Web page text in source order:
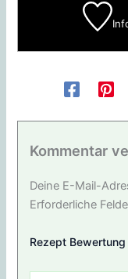
Kommentar
Deine E-Mail-
Erforderliche
Rezept Bewertung